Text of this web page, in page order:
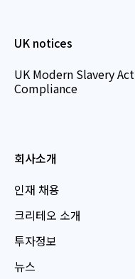
UK notices
UK Modern Slavery Act
Compliance
회사소개
인재 채용
크리테오 소개
투자정보
뉴스